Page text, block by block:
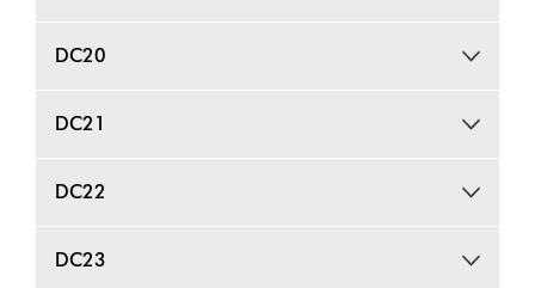
DC20
DC21
DC22
DC23